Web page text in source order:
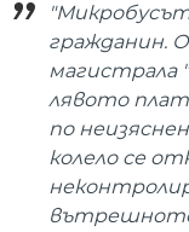
гражданин.
магистрала
лявото
по
колело се